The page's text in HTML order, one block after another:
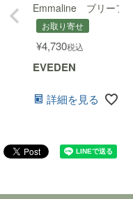
Emmaline ブリーフ
お取り寄せ
¥4,730税込
EVEDEN
詳細を見る